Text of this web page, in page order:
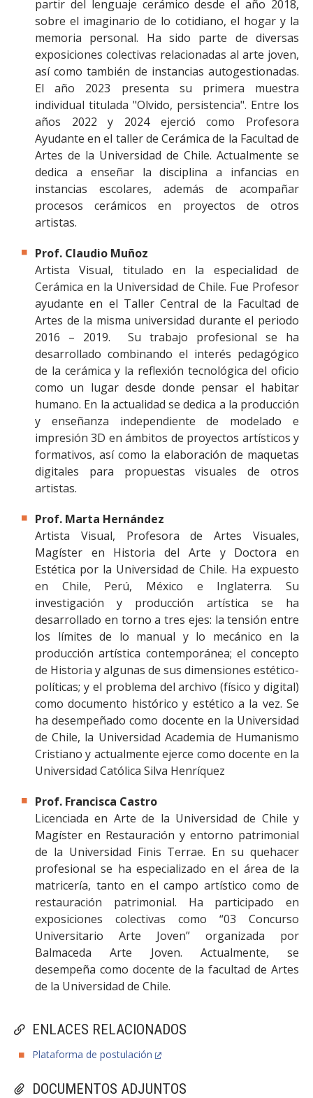
ENLACES RELACIONADOS
Plataforma de postulación
DOCUMENTOS ADJUNTOS
partir del lenguaje cerámico desde el año 2018,
sobre el imaginario de lo cotidiano, el hogar y la
memoria personal. Ha sido parte de diversas
exposiciones colectivas relacionadas al arte joven,
así como también de instancias autogestionadas.
El año 2023 presenta su primera muestra
individual titulada "Olvido, persistencia". Entre los
años 2022 y 2024 ejerció como Profesora
Ayudante en el taller de Cerámica de la Facultad de
Artes de la Universidad de Chile. Actualmente se
dedica a enseñar la disciplina a infancias en
instancias escolares, además de acompañar
procesos cerámicos en proyectos de otros
artistas.
Prof. Claudio Muñoz
Artista Visual, titulado en la especialidad de
Cerámica en la Universidad de Chile. Fue Profesor
ayudante en el Taller Central de la Facultad de
Artes de la misma universidad durante el periodo
2016 – 2019. Su trabajo profesional se ha
desarrollado combinando el interés pedagógico
de la cerámica y la reflexión tecnológica del oficio
como un lugar desde donde pensar el habitar
humano. En la actualidad se dedica a la producción
y enseñanza independiente de modelado e
impresión 3D en ámbitos de proyectos artísticos y
formativos, así como la elaboración de maquetas
digitales para propuestas visuales de otros
artistas.
Prof. Marta Hernández
Artista Visual, Profesora de Artes Visuales,
Magíster en Historia del Arte y Doctora en
Estética por la Universidad de Chile. Ha expuesto
en Chile, Perú, México e Inglaterra. Su
investigación y producción artística se ha
desarrollado en torno a tres ejes: la tensión entre
los límites de lo manual y lo mecánico en la
producción artística contemporánea; el concepto
de Historia y algunas de sus dimensiones estético-
políticas; y el problema del archivo (físico y digital)
como documento histórico y estético a la vez. Se
ha desempeñado como docente en la Universidad
de Chile, la Universidad Academia de Humanismo
Cristiano y actualmente ejerce como docente en la
Universidad Católica Silva Henríquez
Prof. Francisca Castro
Licenciada en Arte de la Universidad de Chile y
Magíster en Restauración y entorno patrimonial
de la Universidad Finis Terrae. En su quehacer
profesional se ha especializado en el área de la
matricería, tanto en el campo artístico como de
restauración patrimonial. Ha participado en
exposiciones colectivas como “03 Concurso
Universitario Arte Joven” organizada por
Balmaceda Arte Joven. Actualmente, se
desempeña como docente de la facultad de Artes
de la Universidad de Chile.